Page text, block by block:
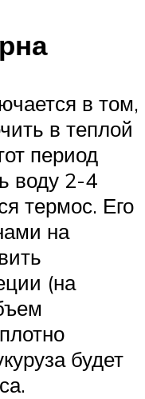
в том,
в теплой
период
воду 2-4
термос. Его
на
(на
будет